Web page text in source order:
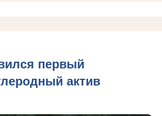
первый
актив